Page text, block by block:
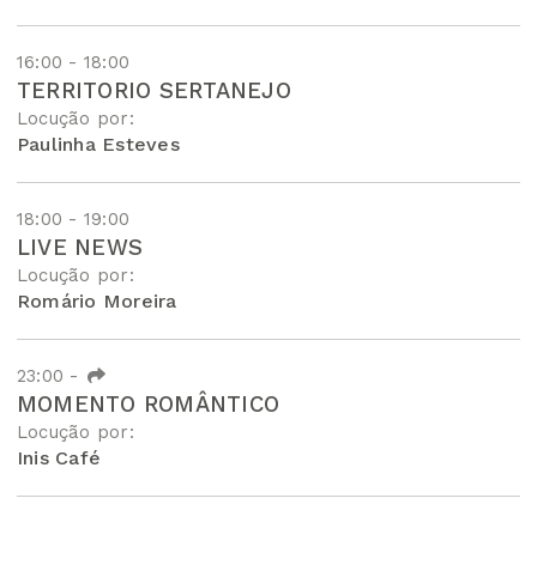
16:00 - 18:00
TERRITORIO SERTANEJO
Locução por:
Paulinha Esteves
18:00 - 19:00
LIVE NEWS
Locução por:
Romário Moreira
23:00 -
MOMENTO ROMÂNTICO
Locução por:
Inis Café